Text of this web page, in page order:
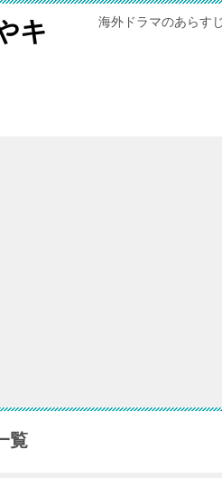
キ
海外ドラマのあらす
覧